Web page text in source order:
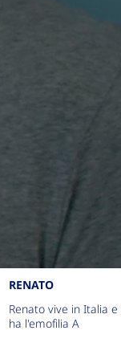
RENATO
Renato vive in Italia e
ha l'emofilia A